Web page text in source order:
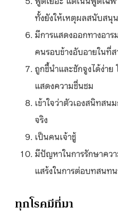
ทั้งยังให้เหตุผลสนับสนุ
มีการแสดงออกทางอา
คนรอบข้างอับอายในที่
ถูกชี้นำและชักจูงได้ง่าย
แสดงความชื่นชม
เข้าใจว่าตัวเองสนิทส
จริง
เป็นคนเจ้าชู้
มีปัญหาในการรักษาคว
แสร้งในการต่อบทสนท
ทุกโรคมีที่มา